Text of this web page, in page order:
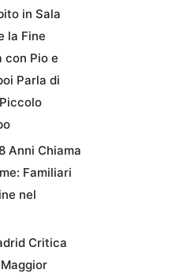
in Sala
la Fine
con Pio e
Parla di
Anni Chiama
Familiari
nel
Critica